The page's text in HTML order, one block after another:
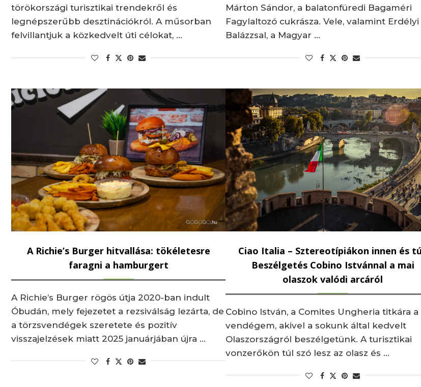
törökországi turisztikai trendekről és
legnépszerűbb desztinációkról. A műsorban
felvillantjuk a közkedvelt úti célokat, …
Márton Sándor, a balatonfüredi Bagaméri
Fagylaltozó cukrásza. Vele, valamint Erdélyi
Balázzsal, a Magyar …
A Richie’s Burger hitvallása: tökéletesre
faragni a hamburgert
A Richie’s Burger rögös útja 2020-ban indult
Óbudán, mely fejezetet a rezsiválság lezárta, de
a törzsvendégek szeretete és pozitív
visszajelzések miatt 2025 januárjában újra …
Ciao Italia – Sztereotípiákon innen és
Beszélgetés Cobino Istvánnal a mai
olaszok valódi arcáról
Cobino István, a Comites Ungheria titkára a
vendégem, akivel a sokunk által kedvelt
Olaszországról beszélgetünk. A turisztikai
vonzerőkön túl szó lesz az olasz és …